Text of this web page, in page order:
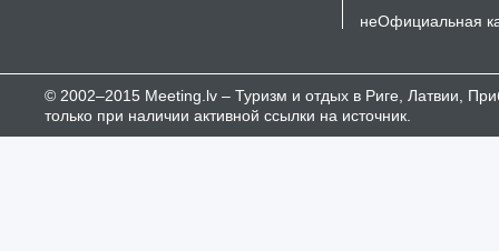
неОфициальная
© 2002–2015 Meeting.lv – Туризм и отдых в Риге, Латвии,
только при наличии активной ссылки на источник.